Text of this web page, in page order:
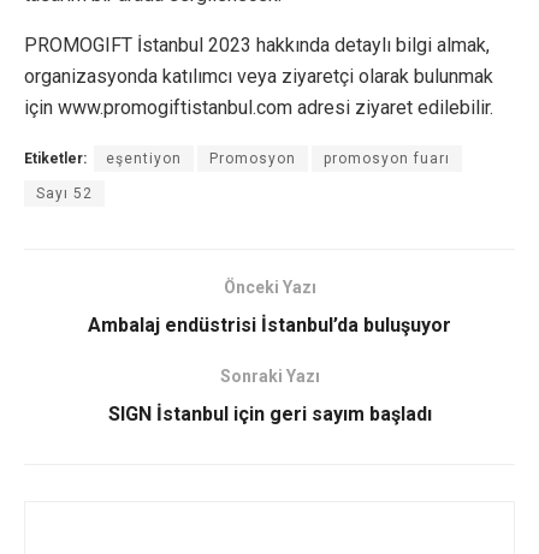
PROMOGIFT İstanbul 2023 hakkında detaylı bilgi almak,
organizasyonda katılımcı veya ziyaretçi olarak bulunmak
için www.promogiftistanbul.com adresi ziyaret edilebilir.
Etiketler: eşentiyon Promosyon promosyon fuarı
Sayı 52
Önceki Yazı
Ambalaj endüstrisi İstanbul’da buluşuyor
Sonraki Yazı
SIGN İstanbul için geri sayım başladı